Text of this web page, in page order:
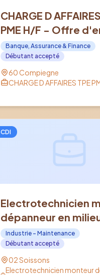
CHARGE D
PME H/F - Offre
en CDI à
Banque, Assurance & Finance
Débutant accepté
60 Compiegne
CHARGE D AFFAIRES TPE
CDI
Electrotechnicien
dépanneur en
industriel H/F - Offre
d'emploi en CDI à
SOISSONS (02)
Industrie - Maintenance
Débutant accepté
02 Soissons
Electrotechnicien monteur